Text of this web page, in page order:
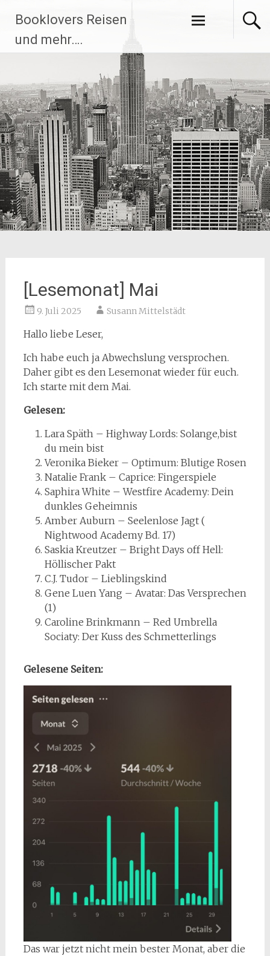
Inhalt
springen
Booklovers Reisen
und mehr….
[Lesemonat] Mai
9. Juli 2025 Susann Mittelstädt
Hallo liebe Leser,
Ich habe euch ja Abwechslung versprochen.
Daher gibt es den Lesemonat wieder für euch.
Ich starte mit dem Mai.
Gelesen:
Lara Späth – Highway Lords: Solange,bist
du mein bist
Veronika Bieker – Optimum: Blutige Rosen
Natalie Frank – Caprice: Fingerspiele
Saphira White – Westfire Academy: Dein
dunkles Geheimnis
Amber Auburn – Seelenlose Jagt (
Nightwood Academy Bd. 17)
Saskia Kreutzer – Bright Days off Hell:
Höllischer Pakt
C.J. Tudor – Lieblingskind
Gene Luen Yang – Avatar: Das Versprechen
(1)
Caroline Brinkmann – Red Umbrella
Sociaty: Der Kuss des Schmetterlings
Gelesene Seiten:
Das war jetzt nicht mein bester Monat, aber die